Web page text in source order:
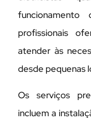
profissionais
atender às
desde pequenas
Os serviços
incluem a